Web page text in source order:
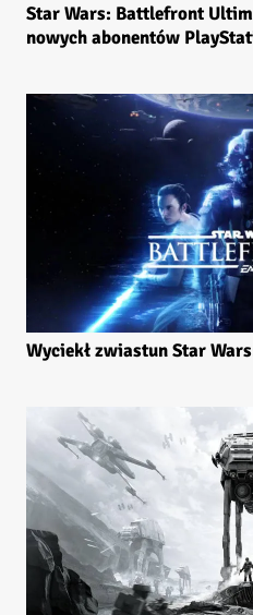
Star Wars: Battlefront
nowych abonentów
Wyciekł zwiastun Star